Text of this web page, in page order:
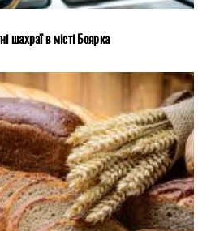
шахраї в місті Боярка